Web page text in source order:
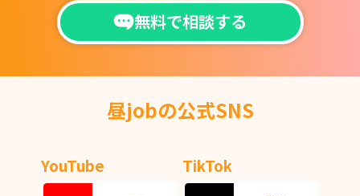
無料で相談する
昼jobの公式SNS
YouTube TikTok